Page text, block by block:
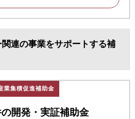
連の事業をサポートする補
業集積促進補助金
開発・実証補助金